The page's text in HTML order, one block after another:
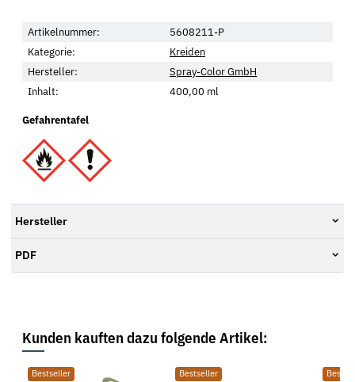
Artikelnummer:
5608211-P
Kategorie:
Kreiden
Hersteller:
Spray-Color GmbH
Inhalt:
400,00 ml
Gefahrentafel
Hersteller
PDF
Kunden kauften dazu folgende Artikel:
Bestseller Bestseller